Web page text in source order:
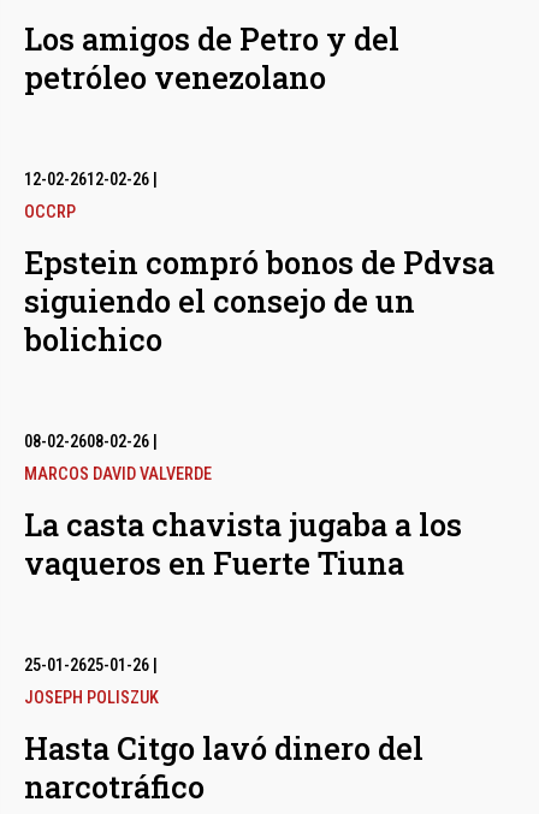
Los amigos de Petro y del
petróleo venezolano
12-02-2612-02-26
OCCRP
Epstein compró bonos de Pdvsa
siguiendo el consejo de un
bolichico
08-02-2608-02-26
MARCOS DAVID VALVERDE
La casta chavista jugaba a los
vaqueros en Fuerte Tiuna
25-01-2625-01-26
JOSEPH POLISZUK
Hasta Citgo lavó dinero del
narcotráfico